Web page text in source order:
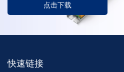
点击下载
快速链接